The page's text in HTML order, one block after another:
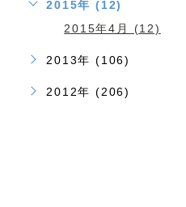
2015年 (12)
2015年4月 (12)
2013年 (106)
2012年 (206)